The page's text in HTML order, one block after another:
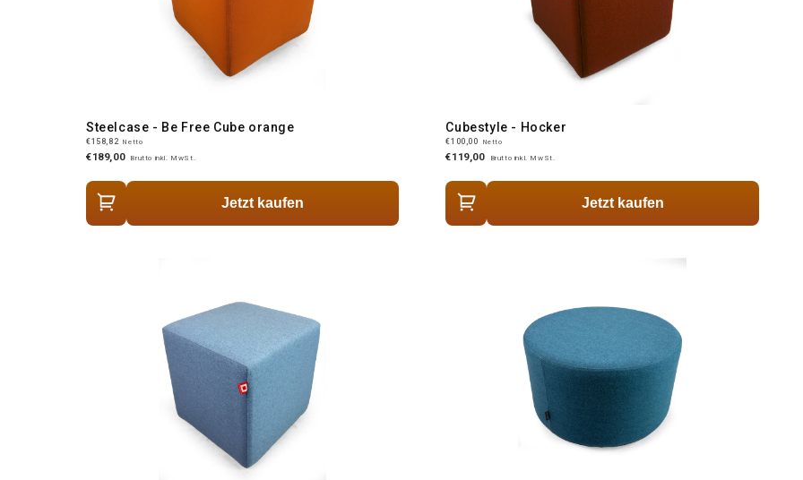
Steelcase - Be Free Cube orange
€158,82 Netto
€189,00 Brutto inkl. MwSt.
Jetzt kaufen
Cubestyle - Hocker
€100,00 Netto
€119,00 Brutto inkl. MwSt.
Jetzt kaufen